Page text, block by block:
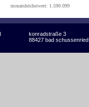
monatshöchstwert: 1.590.099
konradstraße 3
88427 bad schussenried